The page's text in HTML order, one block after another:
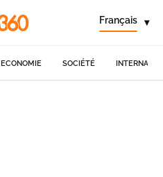
Français ▾
ECONOMIE SOCIÉTÉ